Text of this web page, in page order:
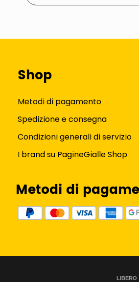
Shop
Metodi di pagamento
Spedizione e consegna
Condizioni generali di servizio
I brand su PagineGialle Shop
Metodi di
LIBERO